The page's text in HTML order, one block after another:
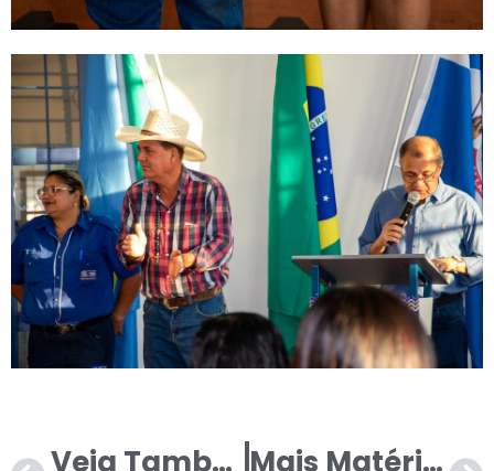
Veja Também Mais Matérias